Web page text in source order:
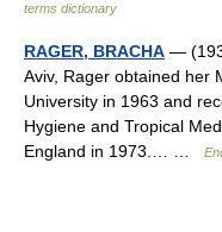
terms dictionary
RAGER, BRACHA —
Aviv, Rager obtained her
University in 1963 and
Hygiene and Tropical
England in 1973.… …